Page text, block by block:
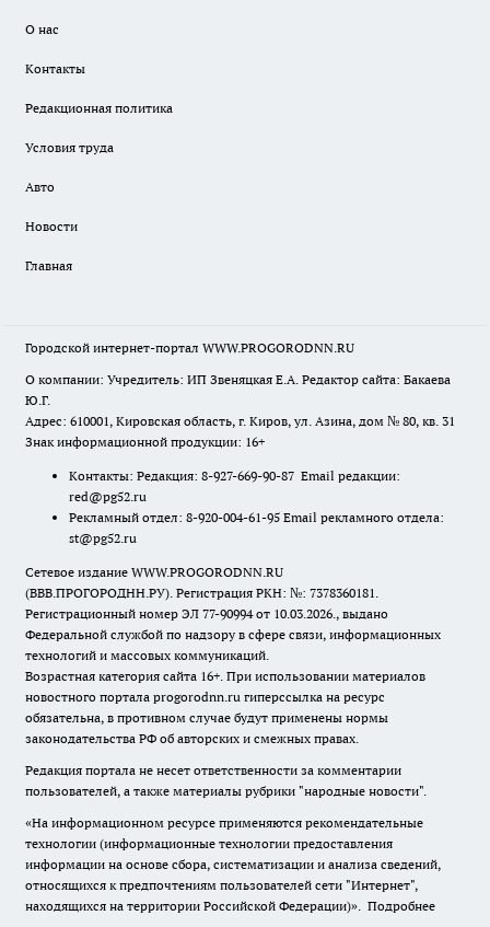
О нас
Контакты
Редакционная политика
Условия труда
Авто
Новости
Главная
Городской интернет-портал WWW.PROGORODNN.RU
О компании: Учредитель: ИП Звеняцкая Е.А. Редактор сайта: Бакаева
Ю.Г.
Адрес: 610001, Кировская область, г. Киров, ул. Азина, дом № 80, кв. 31
Знак информационной продукции: 16+
Контакты: Редакция: 8-927-669-90-87 Email редакции:
red@pg52.ru
Рекламный отдел: 8-920-004-61-95 Email рекламного отдела:
st@pg52.ru
Сетевое издание WWW.PROGORODNN.RU
(ВВВ.ПРОГОРОДНН.РУ). Регистрация РКН: №: 7378360181.
Регистрационный номер ЭЛ 77-90994 от 10.03.2026., выдано
Федеральной службой по надзору в сфере связи, информационных
технологий и массовых коммуникаций.
Возрастная категория сайта 16+. При использовании материалов
новостного портала progorodnn.ru гиперссылка на ресурс
обязательна, в противном случае будут применены нормы
законодательства РФ об авторских и смежных правах.
Редакция портала не несет ответственности за комментарии
пользователей, а также материалы рубрики "народные новости".
«На информационном ресурсе применяются рекомендательные
технологии (информационные технологии предоставления
информации на основе сбора, систематизации и анализа сведений,
относящихся к предпочтениям пользователей сети "Интернет",
находящихся на территории Российской Федерации)». Подробнее